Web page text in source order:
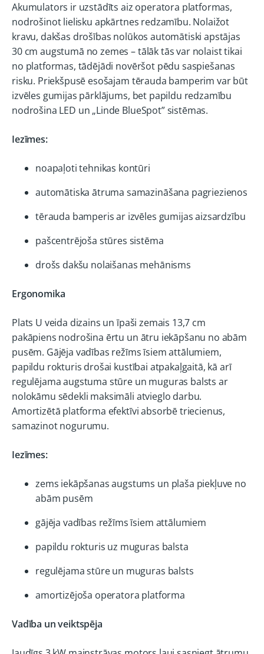
Akumulators ir uzstādīts aiz operatora platformas,
nodrošinot lielisku apkārtnes redzamību. Nolaižot
kravu, dakšas drošības nolūkos automātiski apstājas
30 cm augstumā no zemes – tālāk tās var nolaist tikai
no platformas, tādējādi novēršot pēdu saspiešanas
risku. Priekšpusē esošajam tērauda bamperim var būt
izvēles gumijas pārklājums, bet papildu redzamību
nodrošina LED un „Linde BlueSpot” sistēmas.
Iezīmes:
noapaļoti tehnikas kontūri
automātiska ātruma samazināšana pagriezienos
tērauda bamperis ar izvēles gumijas aizsardzību
pašcentrējoša stūres sistēma
drošs dakšu nolaišanas mehānisms
Ergonomika
Plats U veida dizains un īpaši zemais 13,7 cm
pakāpiens nodrošina ērtu un ātru iekāpšanu no abām
pusēm. Gājēja vadības režīms īsiem attālumiem,
papildu rokturis drošai kustībai atpakaļgaitā, kā arī
regulējama augstuma stūre un muguras balsts ar
nolokāmu sēdekli maksimāli atvieglo darbu.
Amortizētā platforma efektīvi absorbē triecienus,
samazinot nogurumu.
Iezīmes:
zems iekāpšanas augstums un plaša piekļuve no
abām pusēm
gājēja vadības režīms īsiem attālumiem
papildu rokturis uz muguras balsta
regulējama stūre un muguras balsts
amortizējoša operatora platforma
Vadība un veiktspēja